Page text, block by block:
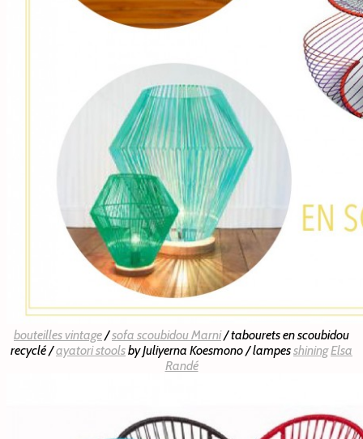
bouteilles vintage/sofa scoubidou Marni/ tabourets en scoubidou
recyclé /ayatori stoolsby Juliyerna Koesmono / lampesshiningElsa
Randé